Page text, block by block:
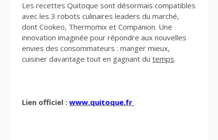
Les recettes Quitoque sont désormais compatibles
avec les 3 robots culinaires leaders du marché,
dont Cookeo, Thermomix et Companion. Une
innovation imaginée pour répondre aux nouvelles
envies des consommateurs : manger mieux,
cuisiner davantage tout en gagnant du temps.
Lien officiel : www.quitoque.fr